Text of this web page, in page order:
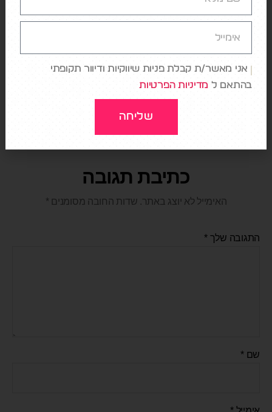
למאסטרקארד, משם היא ממשיכה לשגשג ולמכור את
← האם אמזון עומדת לקנות את טיקטוק?!
המעצב של אפל בונה מוצר חדש
כתיבת תגובה
האימייל לא יוצג באתר. שדות החובה מסומנים *
התגובה שלך*
שם*
אני מאשר/ת קבלת פניות שיווקיות ודיוור תקופתי
בהתאם ל מדיניות הפרטיות
שליחה